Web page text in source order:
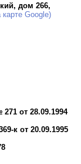
дом 266,
Google)
271 от 28.09.1994
к от 20.09.1995